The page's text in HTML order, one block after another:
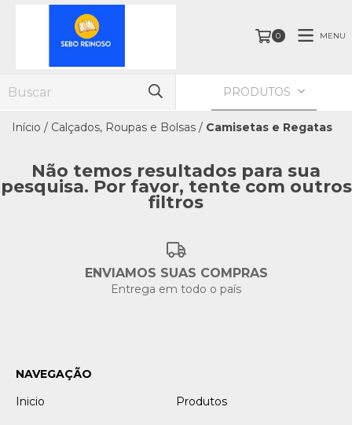
0 MENU
PRODUTOS
Início / Calçados, Roupas e Bolsas / Camisetas e Regatas
Não temos resultados para sua
pesquisa. Por favor, tente com outros
filtros
ENVIAMOS SUAS COMPRAS
Entrega em todo o país
NAVEGAÇÃO
Inicio
Produtos